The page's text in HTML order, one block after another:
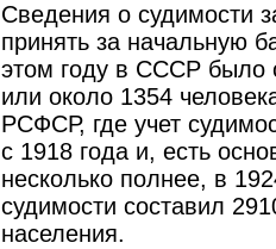
Сведения о судимости
принять за начальную
этом году в СССР было
или около 1354
РСФСР, где учет
с 1918 года и, есть
несколько полнее, в
судимости составил
населения.